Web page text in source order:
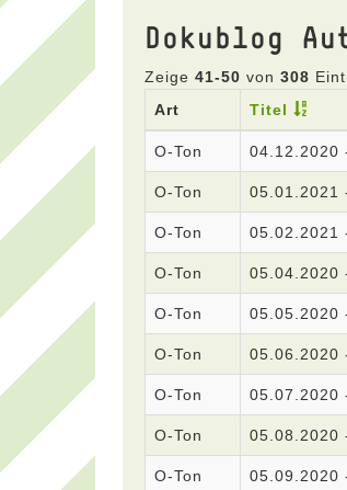
Dokublog
Zeige 41-50 von 308
Art
Titel
O-Ton 04.12.2020
O-Ton 05.01.2021
O-Ton 05.02.2021
O-Ton 05.04.2020
O-Ton 05.05.2020
O-Ton 05.06.2020
O-Ton 05.07.2020
O-Ton 05.08.2020
O-Ton 05.09.2020